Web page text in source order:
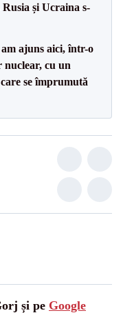
și Ucraina s-
ajuns aici, într-o
nuclear, cu un
se împrumută
și pe Google